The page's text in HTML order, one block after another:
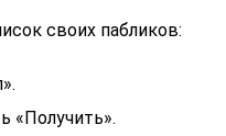
своих пабликов:
«Получить».